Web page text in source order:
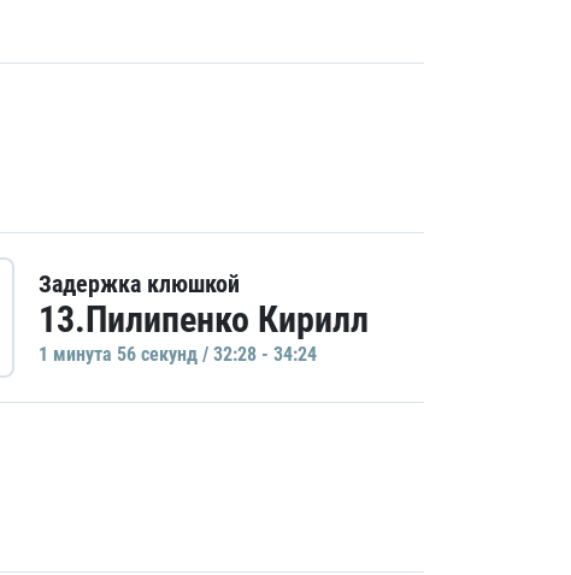
Задержка клюшкой
13.Пилипенко Кирилл
1 минутa 56 секунд / 32:28 - 34:24